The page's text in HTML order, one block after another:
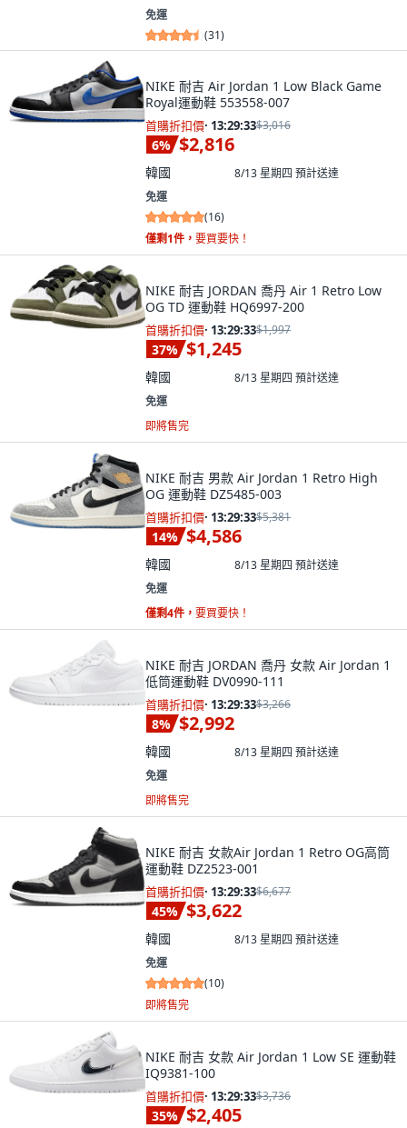
免運
(31)
NIKE 耐吉 Air Jordan 1 Low Black Game
Royal運動鞋 553558-007
首購折扣價· 13:29:32$3,016
6% $2,816
韓國 8/13 星期四 預計送達
免運
(16)
僅剩1件， 要買要快！
NIKE 耐吉 JORDAN 喬丹 Air 1 Retro Low
OG TD 運動鞋 HQ6997-200
首購折扣價· 13:29:32$1,997
37% $1,245
韓國 8/13 星期四 預計送達
免運
即將售完
NIKE 耐吉 男款 Air Jordan 1 Retro High
OG 運動鞋 DZ5485-003
首購折扣價· 13:29:32$5,381
14% $4,586
韓國 8/13 星期四 預計送達
免運
僅剩4件， 要買要快！
NIKE 耐吉 JORDAN 喬丹 女款 Air Jordan 1
低筒運動鞋 DV0990-111
首購折扣價· 13:29:32$3,266
8% $2,992
韓國 8/13 星期四 預計送達
免運
即將售完
NIKE 耐吉 女款Air Jordan 1 Retro OG高筒
運動鞋 DZ2523-001
首購折扣價· 13:29:32$6,677
45% $3,622
韓國 8/13 星期四 預計送達
免運
(10)
即將售完
NIKE 耐吉 女款 Air Jordan 1 Low SE 運動鞋
IQ9381-100
首購折扣價· 13:29:32$3,736
35% $2,405